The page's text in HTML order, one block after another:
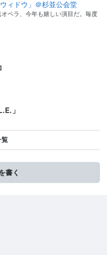
ィドウ」＠杉並公会堂
ペラ、今年も嬉しい演目だ。毎度
」
覧
書く